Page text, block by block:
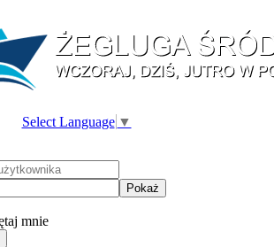
Select Language ▼
Pokaż
mnie